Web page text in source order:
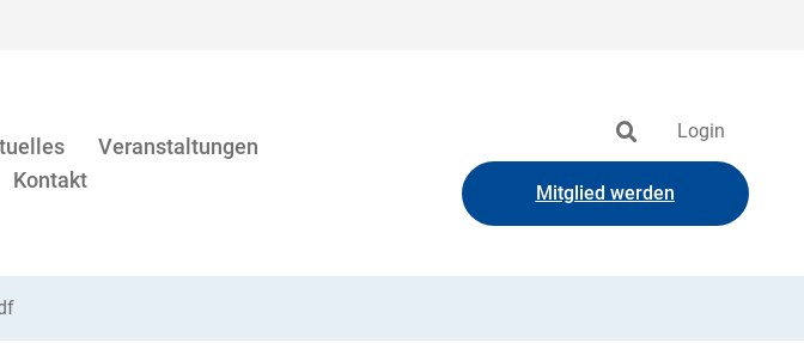
Veranstaltungen
Kontakt
Login
Mitglied werden